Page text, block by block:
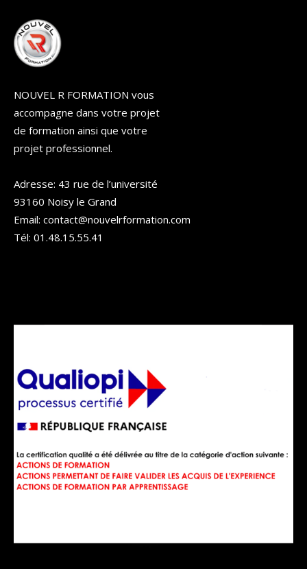
NOUVEL R FORMATION vous
accompagne dans votre projet
de formation ainsi que votre
projet professionnel.
Adresse: 43 rue de l’université
93160 Noisy le Grand
Email: contact@nouvelrformation.com
Tél: 01.48.15.55.41